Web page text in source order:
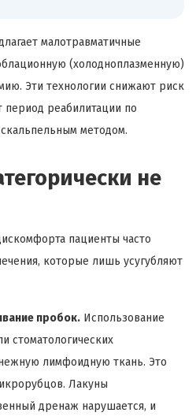
малотравматичные
(холодноплазменную)
Эти технологии снижают риск
реабилитации по
методом.
не
пациенты часто
которые лишь усугубляют
пробок. Использование
стоматологических
лимфоидную ткань. Это
Лакуны
дренаж нарушается, и